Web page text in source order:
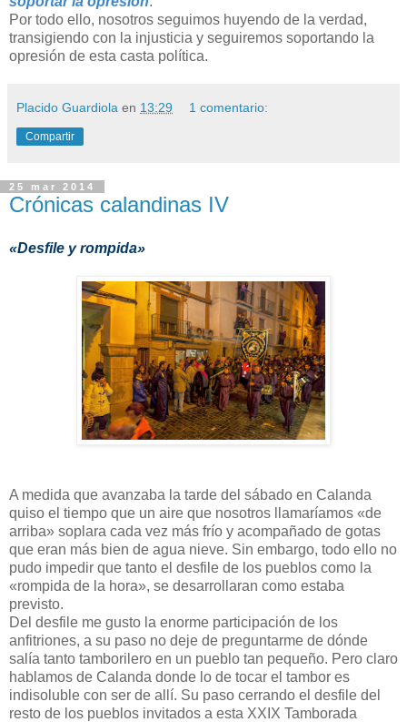
Por todo ello, nosotros seguimos huyendo de la verdad,
transigiendo con la injusticia y seguiremos soportando la
opresión de esta casta política.
Placido Guardiola en 13:29 1 comentario:
Compartir
25 mar 2014
Crónicas calandinas IV
«Desfile y rompida»
A medida que avanzaba la tarde del sábado en Calanda
quiso el tiempo que un aire que nosotros llamaríamos «de
arriba» soplara cada vez más frío y acompañado de gotas
que eran más bien de agua nieve. Sin embargo, todo ello no
pudo impedir que tanto el desfile de los pueblos como la
«rompida de la hora», se desarrollaran como estaba
previsto.
Del desfile me gusto la enorme participación de los
anfitriones, a su paso no deje de preguntarme de dónde
salía tanto tamborilero en un pueblo tan pequeño. Pero claro
hablamos de Calanda donde lo de tocar el tambor es
indisoluble con ser de allí. Su paso cerrando el desfile del
resto de los pueblos invitados a esta XXIX Tamborada